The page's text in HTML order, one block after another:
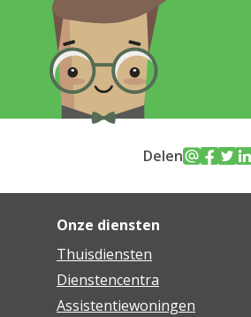
Delen
Onze diensten
Thuisdiensten
Dienstencentra
Assistentiewoningen